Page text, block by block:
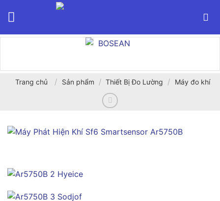
Trang chủ / Sản phẩm / Thiết Bị Đo Lường / Máy đo khí